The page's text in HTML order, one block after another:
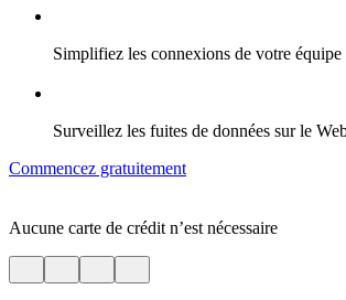
Simplifiez les connexions de votre équipe
Surveillez les fuites de données sur le
Commencez gratuitement
Aucune carte de crédit n’est nécessaire